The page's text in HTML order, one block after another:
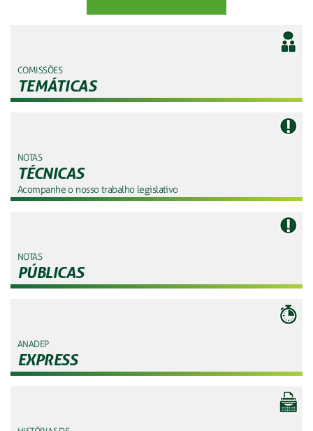
COMISSÕES
TEMÁTICAS
NOTAS
TÉCNICAS
Acompanhe o nosso trabalho legislativo
NOTAS
PÚBLICAS
ANADEP
EXPRESS